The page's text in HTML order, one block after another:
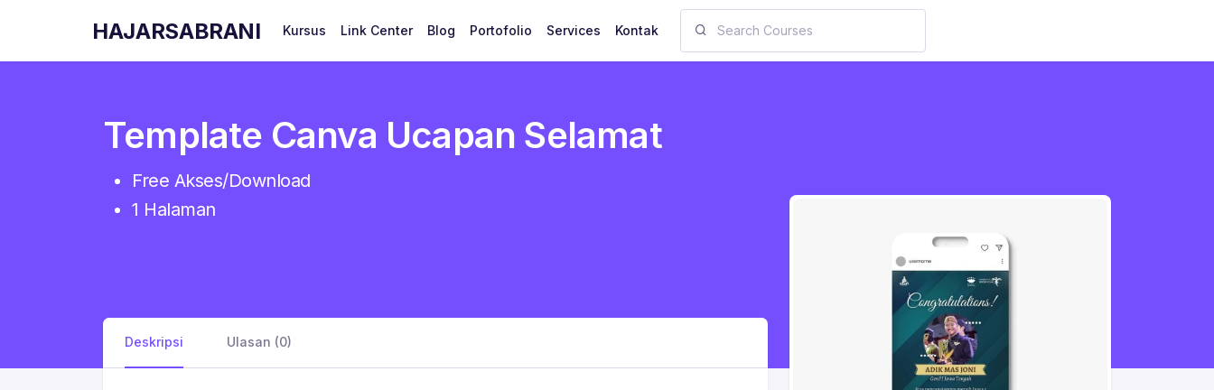
HAJARSABRANI Kursus Link Center Blog Portofolio Services Kontak
Template Canva Ucapan Selamat
Free Akses/Download
1 Halaman
Deskripsi Ulasan (0)